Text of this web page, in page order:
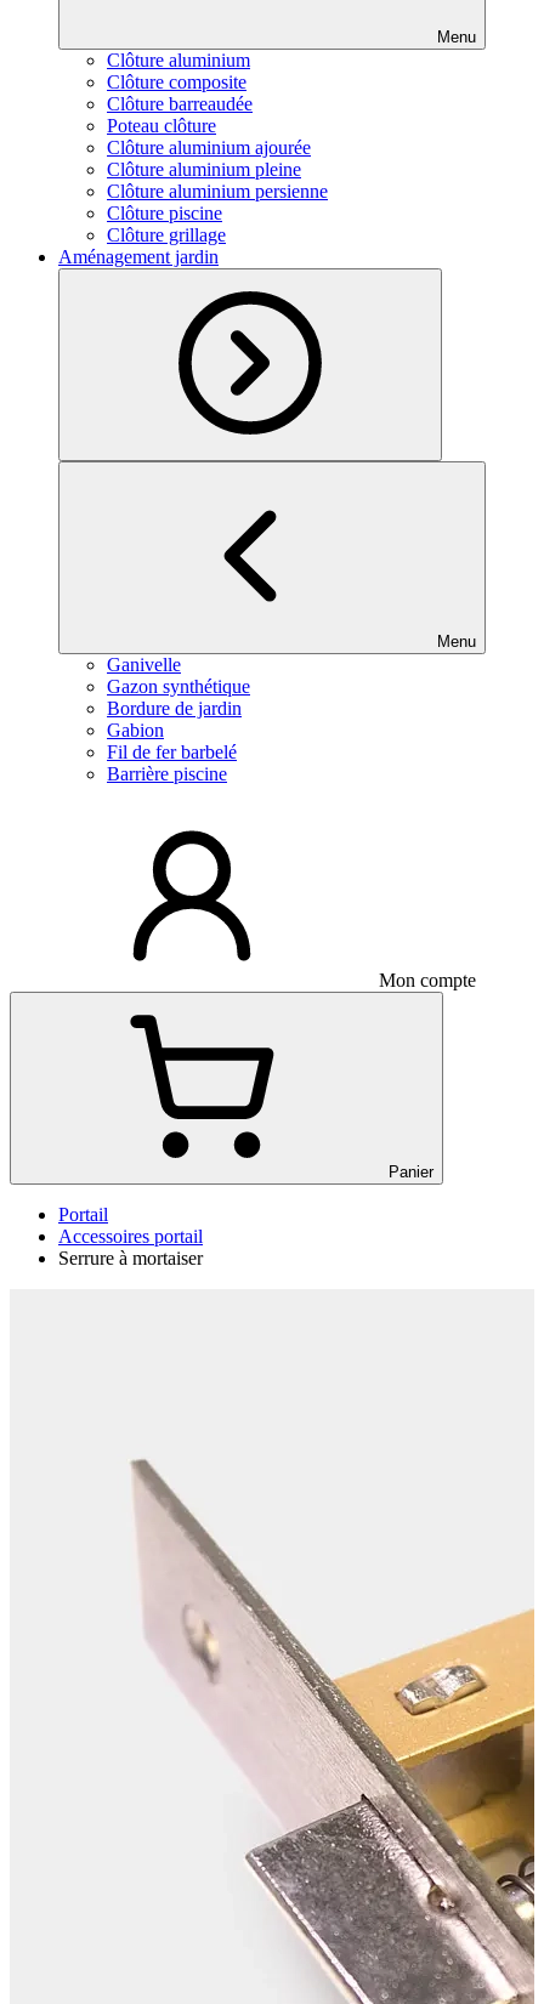
Menu
Clôture aluminium
Clôture composite
Clôture barreaudée
Poteau clôture
Clôture aluminium ajourée
Clôture aluminium pleine
Clôture aluminium persienne
Clôture piscine
Clôture grillage
Aménagement jardin
Menu
Ganivelle
Gazon synthétique
Bordure de jardin
Gabion
Fil de fer barbelé
Barrière piscine
Mon compte
Panier
Portail
Accessoires portail
Serrure à mortaiser